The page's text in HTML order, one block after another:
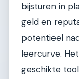
bijsturen in
geld en
potentieel
leercurve.
geschikte